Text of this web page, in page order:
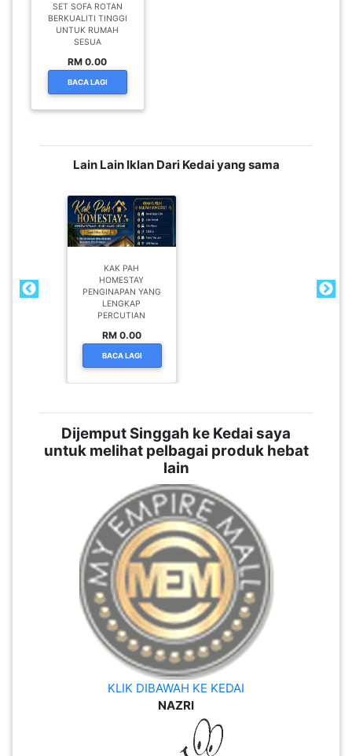
SET SOFA ROTAN
BERKUALITI TINGGI
UNTUK RUMAH
SESUA
RM 0.00
BACA LAGI
Lain Lain Iklan Dari Kedai yang sama
KAK PAH
HOMESTAY
PENGINAPAN YANG
LENGKAP
PERCUTIAN
RM 0.00
BACA LAGI
Dijemput Singgah ke Kedai saya
untuk melihat pelbagai produk hebat
lain
KLIK DIBAWAH KE KEDAI
NAZRI